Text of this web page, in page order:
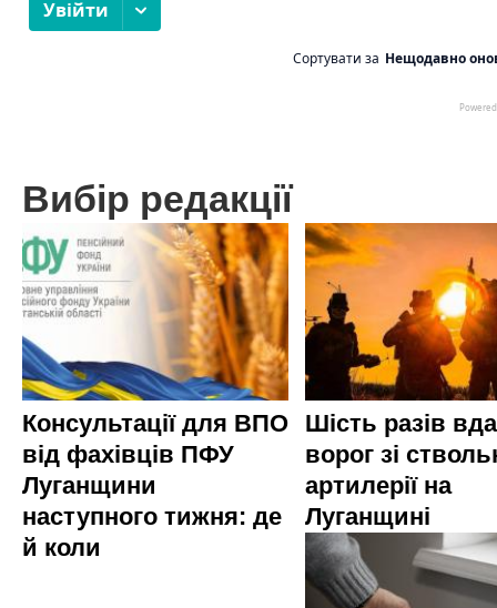
Вибір редакції
Консультації для ВПО
від фахівців ПФУ
Луганщини
наступного тижня: де
й коли
Шість разів
ворог зі
артилерії на
Луганщині